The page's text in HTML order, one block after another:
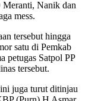
Nanik dan
mess.
tersebut hingga
satu di Pemkab
petugas Satpol PP
tersebut.
juga turut ditinjau